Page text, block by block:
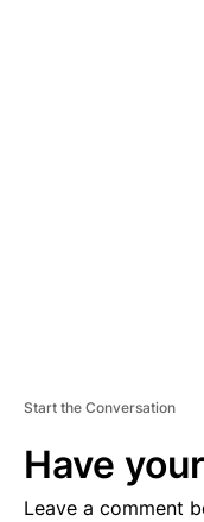
Start the Conversation
Have
Leave a comment